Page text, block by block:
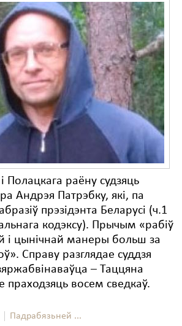
Полацкага раёну судзяць
Андрэя Патрэбку, які, па
прэзідэнта Беларусі (ч.1
кодэксу). Прычым «рабіў
і цынічнай манеры больш за
Справу разглядае суддзя
– Таццяна
праходзяць восем сведкаў.
Падрабязьней ...